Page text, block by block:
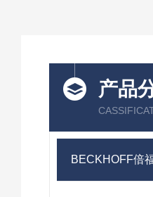
产品
BECKHOFF倍